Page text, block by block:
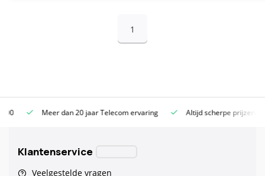
1
Meer dan 20 jaar Telecom ervaring Altijd scherpe prijzen
Klantenservice
Veelgestelde vragen